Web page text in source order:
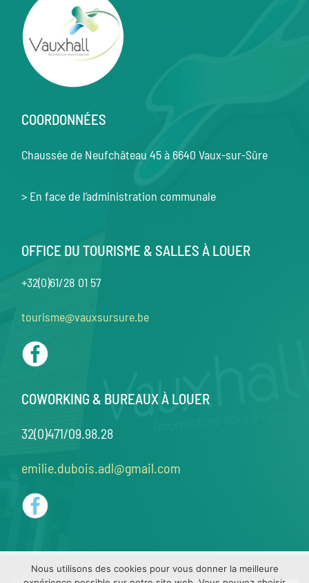
COORDONNÉES
Chaussée de Neufchâteau 45 à 6640 Vaux-sur-Sûre
> En face de l’administration communale
OFFICE DU TOURISME & SALLES À LOUER
+32(0)61/28 01 57
tourisme@vauxsursure.be
COWORKING & BUREAUX À LOUER
32(0)471/09.98.28
emilie.dubois.adl@gmail.com
Nous utilisons des cookies pour vous donner la meilleure